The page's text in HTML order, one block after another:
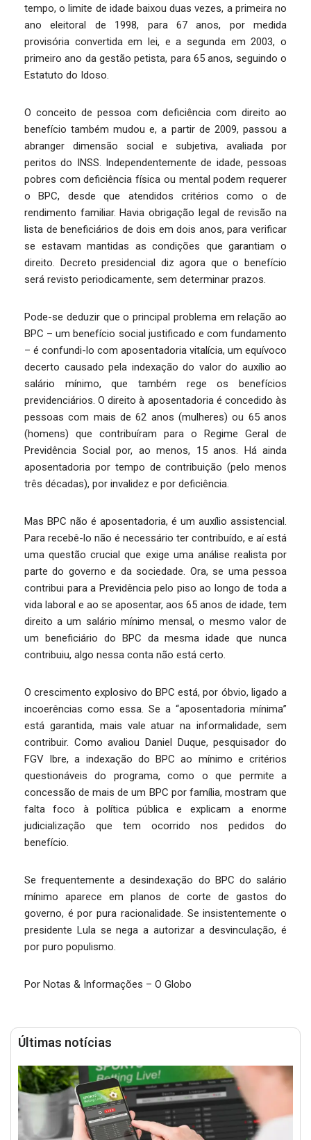
tempo, o limite de idade baixou duas vezes, a primeira no
ano eleitoral de 1998, para 67 anos, por medida
provisória convertida em lei, e a segunda em 2003, o
primeiro ano da gestão petista, para 65 anos, seguindo o
Estatuto do Idoso.
O conceito de pessoa com deficiência com direito ao
benefício também mudou e, a partir de 2009, passou a
abranger dimensão social e subjetiva, avaliada por
peritos do INSS. Independentemente de idade, pessoas
pobres com deficiência física ou mental podem requerer
o BPC, desde que atendidos critérios como o de
rendimento familiar. Havia obrigação legal de revisão na
lista de beneficiários de dois em dois anos, para verificar
se estavam mantidas as condições que garantiam o
direito. Decreto presidencial diz agora que o benefício
será revisto periodicamente, sem determinar prazos.
Pode-se deduzir que o principal problema em relação ao
BPC – um benefício social justificado e com fundamento
– é confundi-lo com aposentadoria vitalícia, um equívoco
decerto causado pela indexação do valor do auxílio ao
salário mínimo, que também rege os benefícios
previdenciários. O direito à aposentadoria é concedido às
pessoas com mais de 62 anos (mulheres) ou 65 anos
(homens) que contribuíram para o Regime Geral de
Previdência Social por, ao menos, 15 anos. Há ainda
aposentadoria por tempo de contribuição (pelo menos
três décadas), por invalidez e por deficiência.
Mas BPC não é aposentadoria, é um auxílio assistencial.
Para recebê-lo não é necessário ter contribuído, e aí está
uma questão crucial que exige uma análise realista por
parte do governo e da sociedade. Ora, se uma pessoa
contribui para a Previdência pelo piso ao longo de toda a
vida laboral e ao se aposentar, aos 65 anos de idade, tem
direito a um salário mínimo mensal, o mesmo valor de
um beneficiário do BPC da mesma idade que nunca
contribuiu, algo nessa conta não está certo.
O crescimento explosivo do BPC está, por óbvio, ligado a
incoerências como essa. Se a “aposentadoria mínima”
está garantida, mais vale atuar na informalidade, sem
contribuir. Como avaliou Daniel Duque, pesquisador do
FGV Ibre, a indexação do BPC ao mínimo e critérios
questionáveis do programa, como o que permite a
concessão de mais de um BPC por família, mostram que
falta foco à política pública e explicam a enorme
judicialização que tem ocorrido nos pedidos do
benefício.
Se frequentemente a desindexação do BPC do salário
mínimo aparece em planos de corte de gastos do
governo, é por pura racionalidade. Se insistentemente o
presidente Lula se nega a autorizar a desvinculação, é
por puro populismo.
Por Notas & Informações – O Globo
Últimas notícias